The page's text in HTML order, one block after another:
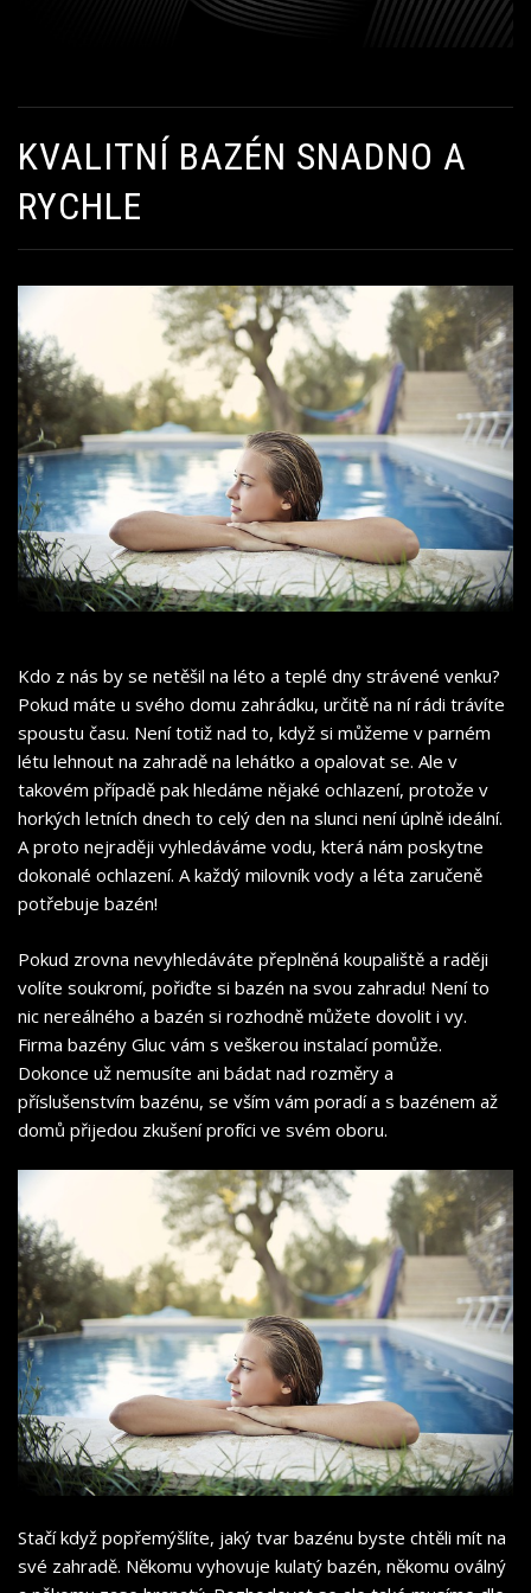
KVALITNÍ BAZÉN SNADNO A
RYCHLE
Kdo z nás by se netěšil na léto a teplé dny strávené venku?
Pokud máte u svého domu zahrádku, určitě na ní rádi trávíte
spoustu času. Není totiž nad to, když si můžeme v parném
létu lehnout na zahradě na lehátko a opalovat se. Ale v
takovém případě pak hledáme nějaké ochlazení, protože v
horkých letních dnech to celý den na slunci není úplně ideální.
A proto nejraději vyhledáváme vodu, která nám poskytne
dokonalé ochlazení. A každý milovník vody a léta zaručeně
potřebuje bazén!
Pokud zrovna nevyhledáváte přeplněná koupaliště a raději
volíte soukromí, pořiďte si bazén na svou zahradu! Není to
nic nereálného a bazén si rozhodně můžete dovolit i vy.
Firma bazény Gluc vám s veškerou instalací pomůže.
Dokonce už nemusíte ani bádat nad rozměry a
příslušenstvím bazénu, se vším vám poradí a s bazénem až
domů přijedou zkušení profíci ve svém oboru.
Stačí když popřemýšlíte, jaký tvar bazénu byste chtěli mít na
své zahradě. Někomu vyhovuje kulatý bazén, někomu oválný